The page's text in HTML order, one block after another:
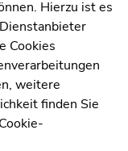
Hierzu ist es
Cookies
weitere
finden Sie